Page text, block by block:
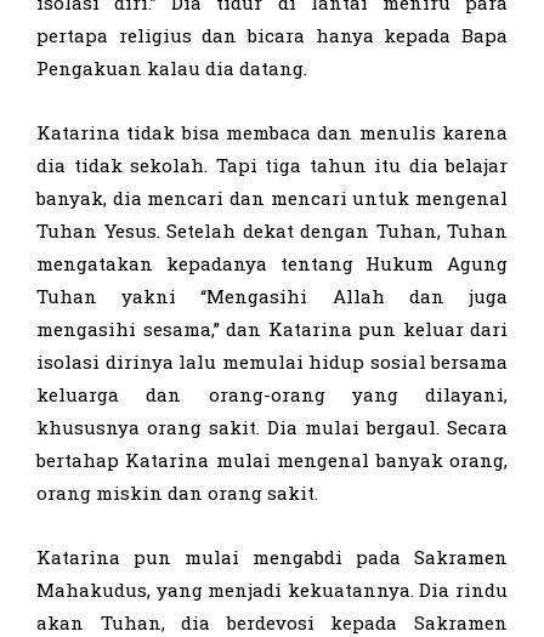
pertapa religius dan bicara hanya kepada Bapa
Pengakuan kalau dia datang.
Katarina tidak bisa membaca dan menulis karena
dia tidak sekolah. Tapi tiga tahun itu dia belajar
banyak, dia mencari dan mencari untuk mengenal
Tuhan Yesus. Setelah dekat dengan Tuhan, Tuhan
mengatakan kepadanya tentang Hukum Agung
Tuhan yakni “Mengasihi Allah dan juga
mengasihi sesama,” dan Katarina pun keluar dari
isolasi dirinya lalu memulai hidup sosial bersama
keluarga dan orang-orang yang dilayani,
khususnya orang sakit. Dia mulai bergaul. Secara
bertahap Katarina mulai mengenal banyak orang,
orang miskin dan orang sakit.
Katarina pun mulai mengabdi pada Sakramen
Mahakudus, yang menjadi kekuatannya. Dia rindu
akan Tuhan, dia berdevosi kepada Sakramen